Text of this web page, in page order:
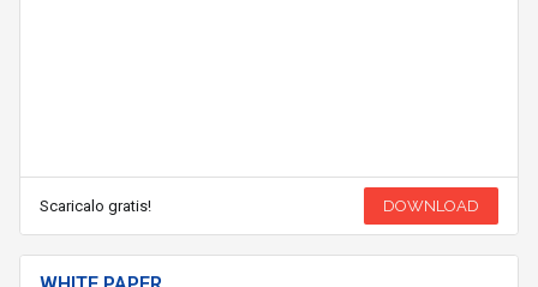
Scaricalo gratis! DOWNLOAD